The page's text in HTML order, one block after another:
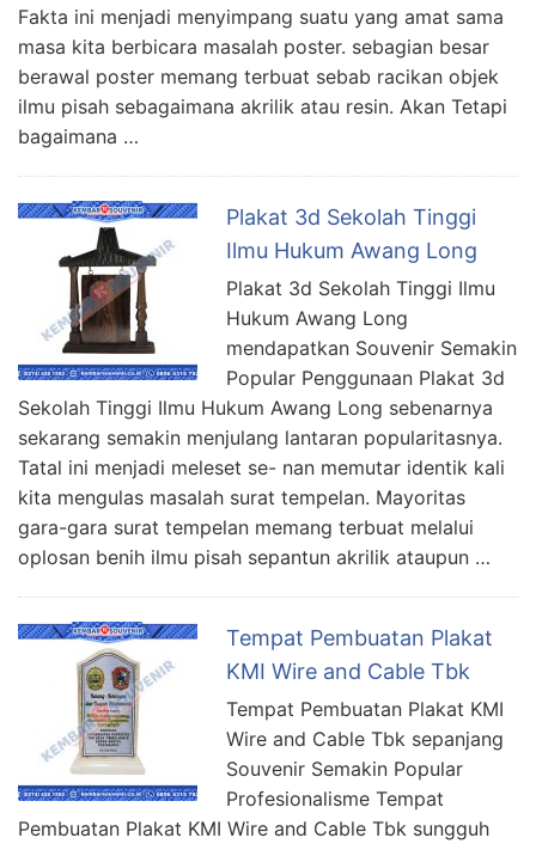
Fakta ini menjadi menyimpang suatu yang amat sama
masa kita berbicara masalah poster. sebagian besar
berawal poster memang terbuat sebab racikan objek
ilmu pisah sebagaimana akrilik atau resin. Akan Tetapi
bagaimana …
Plakat 3d Sekolah Tinggi
Ilmu Hukum Awang Long
Plakat 3d Sekolah Tinggi Ilmu
Hukum Awang Long
mendapatkan Souvenir Semakin
Popular Penggunaan Plakat 3d
Sekolah Tinggi Ilmu Hukum Awang Long sebenarnya
sekarang semakin menjulang lantaran popularitasnya.
Tatal ini menjadi meleset se- nan memutar identik kali
kita mengulas masalah surat tempelan. Mayoritas
gara-gara surat tempelan memang terbuat melalui
oplosan benih ilmu pisah sepantun akrilik ataupun …
Tempat Pembuatan Plakat
KMI Wire and Cable Tbk
Tempat Pembuatan Plakat KMI
Wire and Cable Tbk sepanjang
Souvenir Semakin Popular
Profesionalisme Tempat
Pembuatan Plakat KMI Wire and Cable Tbk sungguh